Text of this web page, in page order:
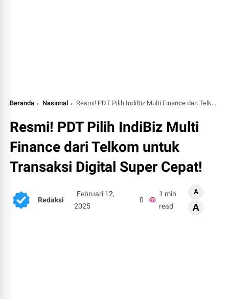
Beranda Nasional Resmi! PDT Pilih IndiBiz Multi Finance dari Telkom untuk Transaksi Digital Super Cepat!
Resmi! PDT Pilih IndiBiz Multi
Finance dari Telkom untuk
Transaksi Digital Super Cepat!
Redaksi
Februari 12,
2025
0
1 min
read
A
A